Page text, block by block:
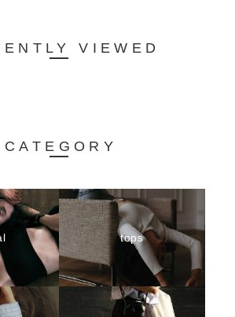
VIEWED
CATEGORY
tops